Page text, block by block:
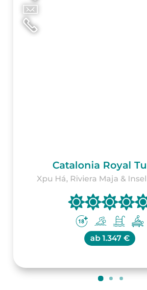
Catalonia Royal
Xpu Há, Riviera Maja &
ab 1.347 €